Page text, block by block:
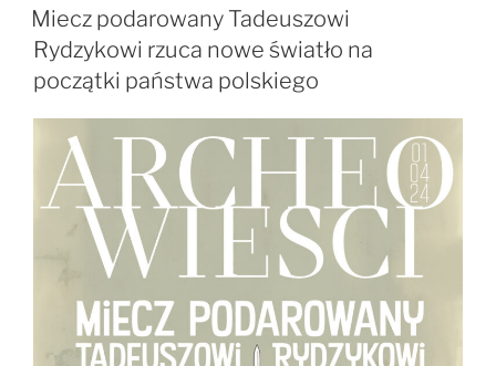
wyprawy?
Powód
mąci
w
głowie”
W
Miecz podarowany Tadeuszowi
Rydzykowi rzuca nowe światło na
początki państwa polskiego